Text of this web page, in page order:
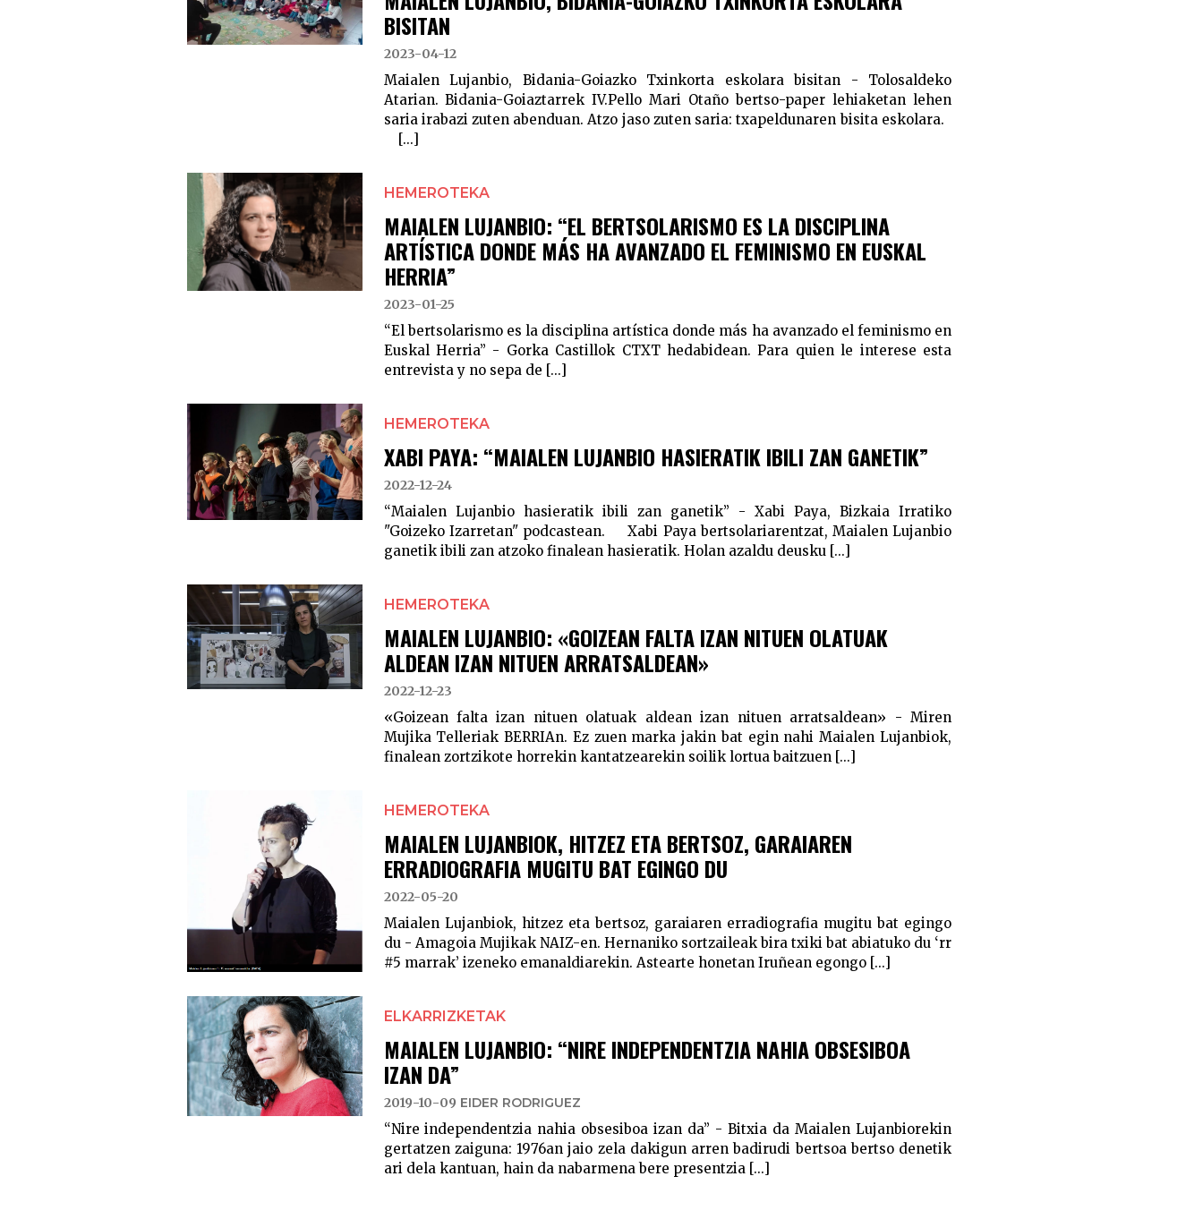
BISITAN
2023-04-12
Maialen Lujanbio, Bidania-Goiazko Txinkorta eskolara bisitan - Tolosaldeko
Atarian. Bidania-Goiaztarrek IV.Pello Mari Otaño bertso-paper lehiaketan lehen
saria irabazi zuten abenduan. Atzo jaso zuten saria: txapeldunaren bisita eskolara.
[...]
HEMEROTEKA
MAIALEN LUJANBIO: “EL BERTSOLARISMO ES LA DISCIPLINA
ARTÍSTICA DONDE MÁS HA AVANZADO EL FEMINISMO EN EUSKAL
HERRIA”
2023-01-25
“El bertsolarismo es la disciplina artística donde más ha avanzado el feminismo en
Euskal Herria” - Gorka Castillok CTXT hedabidean. Para quien le interese esta
entrevista y no sepa de [...]
HEMEROTEKA
XABI PAYA: “MAIALEN LUJANBIO HASIERATIK IBILI ZAN GANETIK”
2022-12-24
“Maialen Lujanbio hasieratik ibili zan ganetik” - Xabi Paya, Bizkaia Irratiko
"Goizeko Izarretan" podcastean. Xabi Paya bertsolariarentzat, Maialen Lujanbio
ganetik ibili zan atzoko finalean hasieratik. Holan azaldu deusku [...]
HEMEROTEKA
MAIALEN LUJANBIO: «GOIZEAN FALTA IZAN NITUEN OLATUAK
ALDEAN IZAN NITUEN ARRATSALDEAN»
2022-12-23
«Goizean falta izan nituen olatuak aldean izan nituen arratsaldean» - Miren
Mujika Telleriak BERRIAn. Ez zuen marka jakin bat egin nahi Maialen Lujanbiok,
finalean zortzikote horrekin kantatzearekin soilik lortua baitzuen [...]
HEMEROTEKA
MAIALEN LUJANBIOK, HITZEZ ETA BERTSOZ, GARAIAREN
ERRADIOGRAFIA MUGITU BAT EGINGO DU
2022-05-20
Maialen Lujanbiok, hitzez eta bertsoz, garaiaren erradiografia mugitu bat egingo
du - Amagoia Mujikak NAIZ-en. Hernaniko sortzaileak bira txiki bat abiatuko du ‘rr
#5 marrak’ izeneko emanaldiarekin. Astearte honetan Iruñean egongo [...]
ELKARRIZKETAK
MAIALEN LUJANBIO: “NIRE INDEPENDENTZIA NAHIA OBSESIBOA
IZAN DA”
2019-10-09 EIDER RODRIGUEZ
“Nire independentzia nahia obsesiboa izan da” - Bitxia da Maialen Lujanbiorekin
gertatzen zaiguna: 1976an jaio zela dakigun arren badirudi bertsoa bertso denetik
ari dela kantuan, hain da nabarmena bere presentzia [...]